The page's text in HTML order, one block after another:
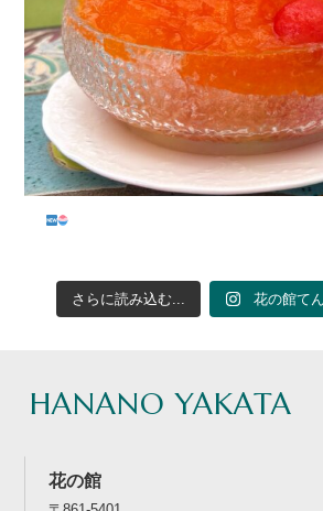
さらに読み込む... 花の館て
HANANO YAKATA
花の館